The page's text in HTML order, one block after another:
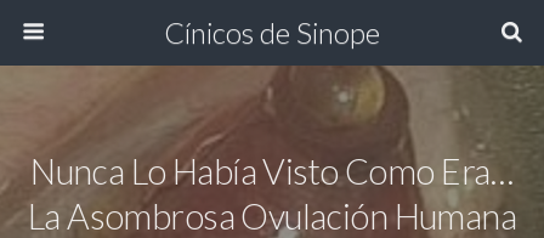
Cínicos de Sinope
Nunca Lo Había Visto Como Era…
La Asombrosa Ovulación Humana